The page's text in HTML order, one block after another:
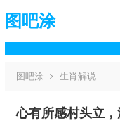
图吧涂
图吧涂 生肖解说
心有所感村头立